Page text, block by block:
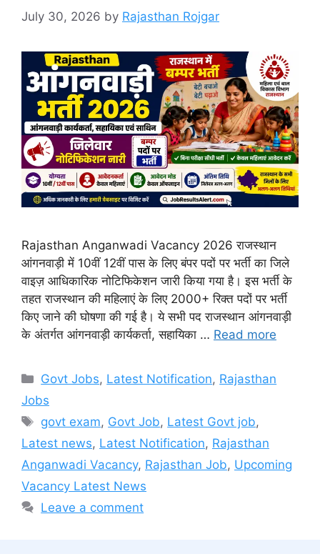
July 30, 2026 by Rajasthan Rojgar
Rajasthan Anganwadi Vacancy 2026 राजस्थान
आंगनवाड़ी में 10वीं 12वीं पास के लिए बंपर पदों पर भर्ती का जिले
वाइज़ आधिकारिक नोटिफिकेशन जारी किया गया है। इस भर्ती के
तहत राजस्थान की महिलाएं के लिए 2000+ रिक्त पदों पर भर्ती
किए जाने की घोषणा की गई है। ये सभी पद राजस्थान आंगनवाड़ी
के अंतर्गत आंगनवाड़ी कार्यकर्ता, सहायिका … Read more
Categories
Govt Jobs, Latest Notification, Rajasthan
Jobs
Tags
govt exam, Govt Job, Latest Govt job,
Latest news, Latest Notification, Rajasthan
Anganwadi Vacancy, Rajasthan Job, Upcoming
Vacancy Latest News
Leave a comment